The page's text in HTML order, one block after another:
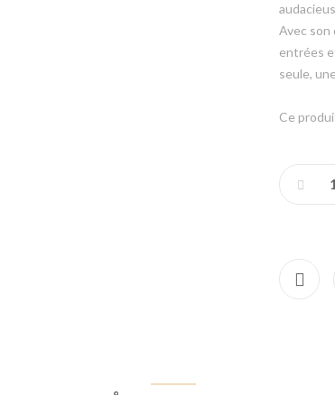
Avec son
entrées
seule,
Ce